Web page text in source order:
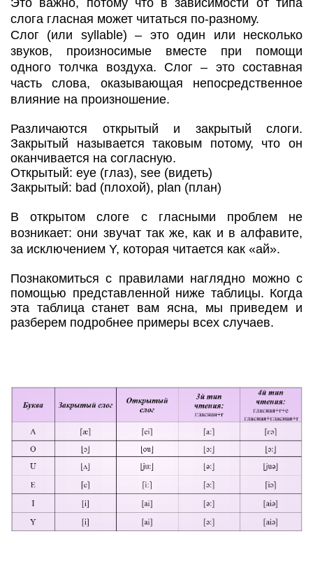
слога гласная может читаться по-разному.
Слог (или syllable) – это один или несколько
звуков, произносимые вместе при помощи
одного толчка воздуха. Слог – это составная
часть слова, оказывающая непосредственное
влияние на произношение.
Различаются открытый и закрытый слоги.
Закрытый называется таковым потому, что он
оканчивается на согласную.
Открытый: eye (глаз), see (видеть)
Закрытый: bad (плохой), plan (план)
В открытом слоге с гласными проблем не
возникает: они звучат так же, как и в алфавите,
за исключением Y, которая читается как «ай».
Познакомиться с правилами наглядно можно с
помощью представленной ниже таблицы. Когда
эта таблица станет вам ясна, мы приведем и
разберем подробнее примеры всех случаев.